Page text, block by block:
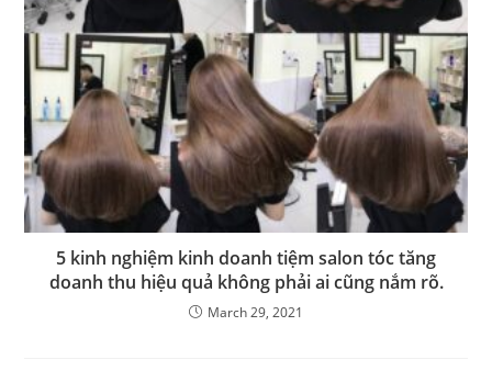
5 kinh nghiệm kinh doanh tiệm salon tóc tăng
doanh thu hiệu quả không phải ai cũng nắm rõ.
March 29, 2021